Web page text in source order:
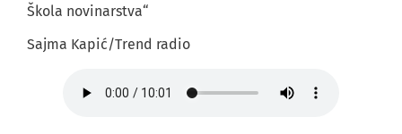
Škola novinarstva“
Sajma Kapić/Trend radio